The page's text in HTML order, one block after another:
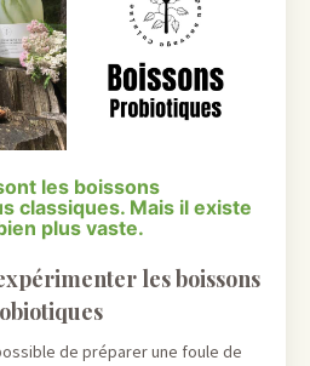
les boissons
classiques. Mais il existe
plus vaste.
les boissons
de préparer une foule de